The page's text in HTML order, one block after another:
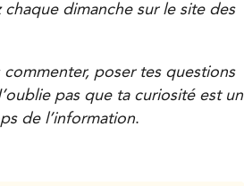
dimanche sur le site des
poser tes questions
pas que ta curiosité est un
de l’information.